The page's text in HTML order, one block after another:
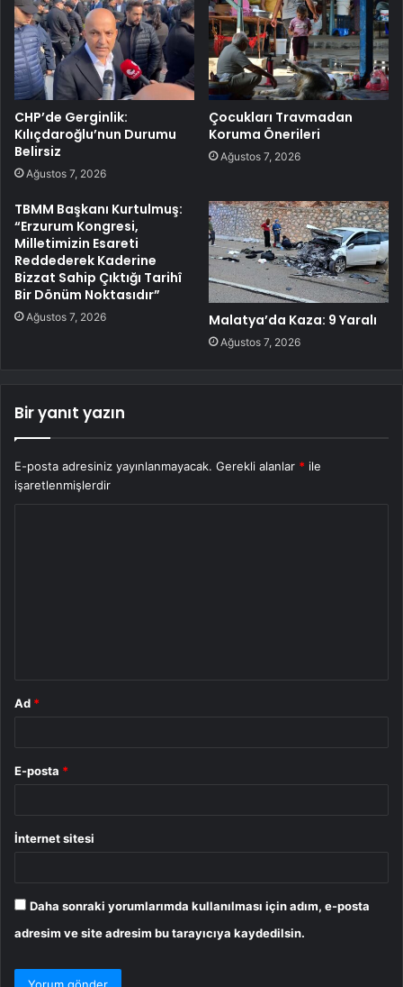
CHP’de Gerginlik:
Kılıçdaroğlu’nun Durumu
Belirsiz
Ağustos 7, 2026
Çocukları Travmadan
Koruma Önerileri
Ağustos 7, 2026
TBMM Başkanı Kurtulmuş:
“Erzurum Kongresi,
Milletimizin Esareti
Reddederek Kaderine
Bizzat Sahip Çıktığı Tarihî
Bir Dönüm Noktasıdır”
Ağustos 7, 2026 Malatya’da Kaza: 9 Yaralı
Ağustos 7, 2026
Bir yanıt yazın
E-posta adresiniz yayınlanmayacak. Gerekli alanlar * ile
işaretlenmişlerdir
Ad *
E-posta *
İnternet sitesi
Daha sonraki yorumlarımda kullanılması için adım, e-posta
adresim ve site adresim bu tarayıcıya kaydedilsin.